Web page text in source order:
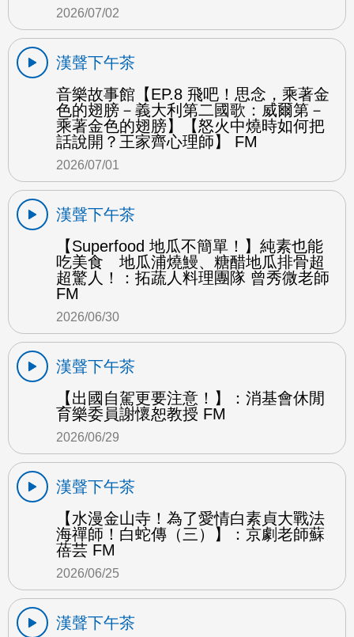
2026/07/02
漢聲下午茶
音樂故事館【EP.8 飛吧！思念，乘著金
色的翅膀－義大利第二國歌：威爾第－
乘著金色的翅膀】【怒火中燒時如何把
話說開？王家齊心理師】 FM
2026/07/01
漢聲下午茶
【Superfood 地瓜不簡單！】純素也能
吃美食 地瓜浦燒鰻、糖醋地瓜排骨超
超驚人！：拓蔬人料理團隊 曾秀微老師
FM
2026/06/30
漢聲下午茶
【出國自駕更要注意！】：消基會休閒
育樂委員謝懷恕教授 FM
2026/06/29
漢聲下午茶
【水漫金山寺！為了愛情白素貞大戰法
海禪師！白蛇傳（三）】：京劇老師蘇
蓓芸 FM
2026/06/25
漢聲下午茶